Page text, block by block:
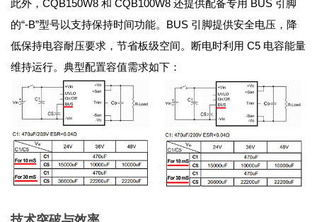
此外，CQB150W8 和 CQB100W8 还提供配备专用 BUS 引脚
的“-B”型号以支持保持时间功能。BUS 引脚提供安全电压，降
低保持电容耐压要求，节省板级空间。断电时利用 C5 电容能量
维持运行。典型配置容值需求如下：